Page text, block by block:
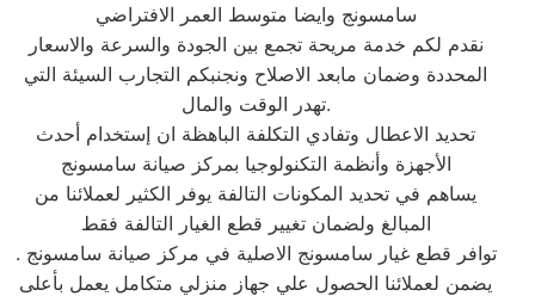
سامسونج وايضا متوسط العمر الافتراضي
نقدم لكم خدمة مريحة تجمع بين الجودة والسرعة والاسعار
المحددة وضمان مابعد الاصلاح ونجنبكم التجارب السيئة التي
تهدر الوقت والمال.
تحديد الاعطال وتفادي التكلفة الباهظة ان إستخدام أحدث
الأجهزة وأنظمة التكنولوجيا بمركز صيانة سامسونج
يساهم في تحديد المكونات التالفة يوفر الكثير لعملائنا من
المبالغ ولضمان تغيير قطع الغيار التالفة فقط
توافر قطع غيار سامسونج الاصلية في مركز صيانة سامسونج .
يضمن لعملائنا الحصول علي جهاز منزلي متكامل يعمل بأعلى